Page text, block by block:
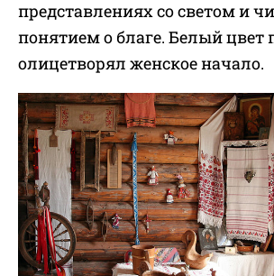
представлениях со светом и
понятием о благе. Белый цвет
олицетворял женское начало.